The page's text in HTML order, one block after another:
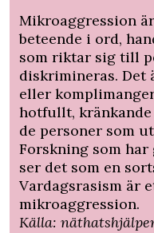
Mikroaggression
beteende i ord,
som riktar sig till
diskrimineras. Det
eller
hotfullt, kränkande
de personer som
Forskning som
ser det som en
Vardagsrasism är
mikroaggression.
Källa: